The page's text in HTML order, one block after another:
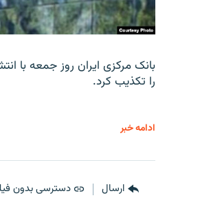
را تکذیب کرد.
ادامه خبر
ارسال دسترسی بدون